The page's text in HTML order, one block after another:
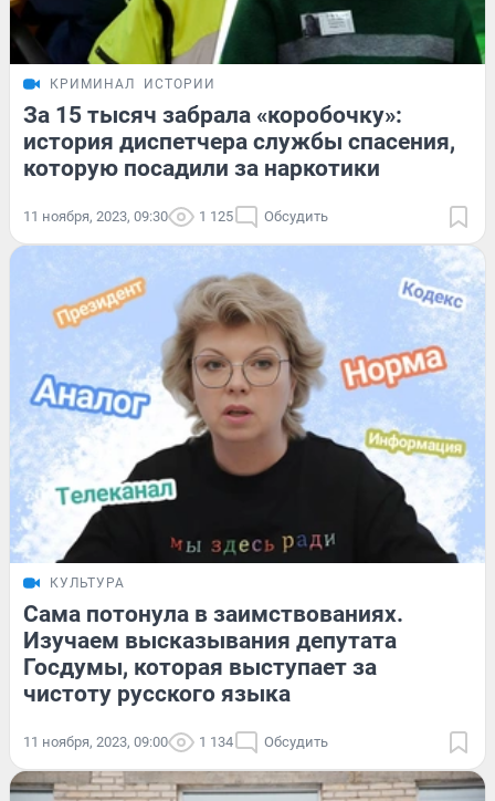
КРИМИНАЛ ИСТОРИИ
За 15 тысяч забрала «коробочку»:
история диспетчера службы спасения,
которую посадили за наркотики
11 ноября, 2023, 09:30 1 125 Обсудить
КУЛЬТУРА
Сама потонула в заимствованиях.
Изучаем высказывания депутата
Госдумы, которая выступает за
чистоту русского языка
11 ноября, 2023, 09:00 1 134 Обсудить